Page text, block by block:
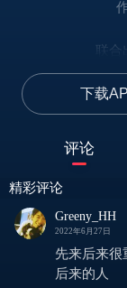
联
下载
评论
精彩评论
Greeny_HH
2022年6月27日
先来后来很
后来的人